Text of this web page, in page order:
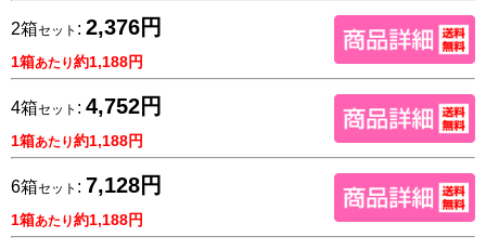
2箱セット : 2,376円
1箱あたり約1,188円
4箱セット : 4,752円
1箱あたり約1,188円
6箱セット : 7,128円
1箱あたり約1,188円